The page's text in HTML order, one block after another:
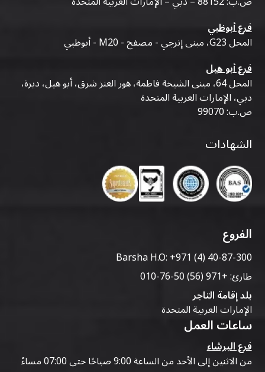
فرع أبوظبي
المحل G23، مبنى إنرجي - مصفح - M20 - أبوظبي
فرع أبو هيل
المحل 64، مبنى الشيخة فاطمة، هور العنز شرق، أبو هيل، ديرة،
دبي، الإمارات العربية المتحدة
ص.ب: 99070
الشهادات
الفروع
Barsha H.O:+971 (4) 40-87-300
طارئ:+971 (56) 50-76-010
بلد إقامة التاجر
الإمارات العربية المتحدة
ساعات العمل
فرع البرشاء
من الاثنين إلى الأحد من الساعة 9:00 صباحًا حتى 07:00 مساءً